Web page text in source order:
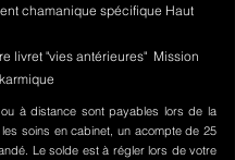
chamanique spécifique Haut
livret "vies antérieures" Mission
à distance sont payables lors de la
soins en cabinet, un acompte de 25
Le solde est à régler lors de votre